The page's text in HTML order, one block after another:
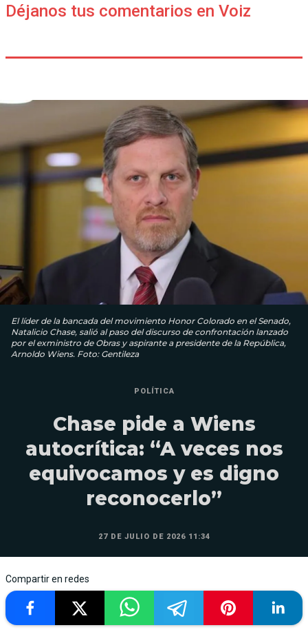
Déjanos tus comentarios en Voiz
El líder de la bancada del movimiento Honor Colorado en el Senado,
Natalicio Chase, salió al paso del discurso de confrontación lanzado
por el exministro de Obras y aspirante a presidente de la República,
Arnoldo Wiens. Foto: Gentileza
POLÍTICA
Chase pide a Wiens
autocrítica: “A veces nos
equivocamos y es digno
reconocerlo”
27 DE JULIO DE 2026 11:34
Compartir en redes